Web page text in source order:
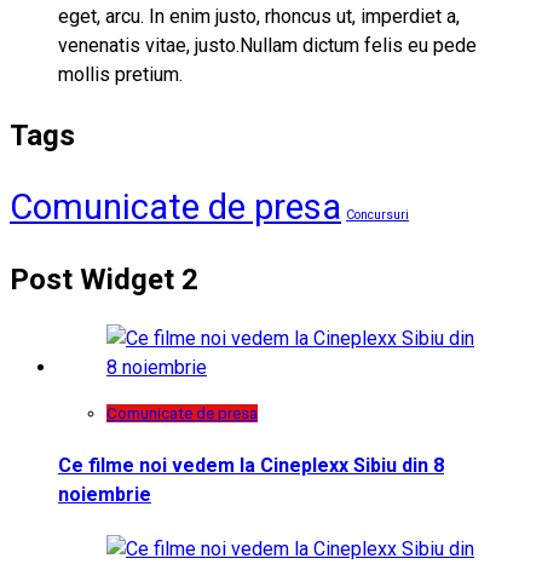
eget, arcu. In enim justo, rhoncus ut, imperdiet a,
venenatis vitae, justo.Nullam dictum felis eu pede
mollis pretium.
Tags
Comunicate de presa Concursuri
Post Widget 2
Comunicate de presa
Ce filme noi vedem la Cineplexx Sibiu din 8
noiembrie